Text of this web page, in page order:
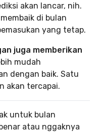
akan lancar, nih.
di bulan
yang tetap.
juga memberikan
mudah
dengan baik. Satu
akan tercapai.
untuk bulan
atau nggaknya